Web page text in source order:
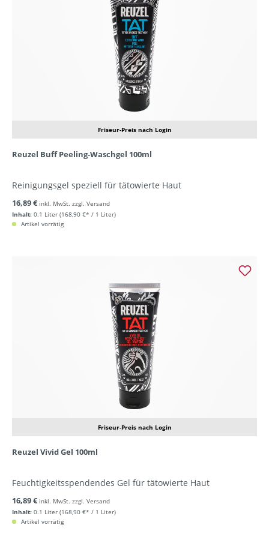
Friseur-Preis nach Login
Reuzel Buff Peeling-Waschgel 100ml
Reinigungsgel speziell für tätowierte Haut
Inhalt: 0.1 Liter (168,90 €* / 1 Liter)
16,89 € inkl. MwSt. zzgl. Versand
Artikel vorrätig
Friseur-Preis nach Login
Reuzel Vivid Gel 100ml
Feuchtigkeitsspendendes Gel für tätowierte Haut
Inhalt: 0.1 Liter (168,90 €* / 1 Liter)
16,89 € inkl. MwSt. zzgl. Versand
Artikel vorrätig